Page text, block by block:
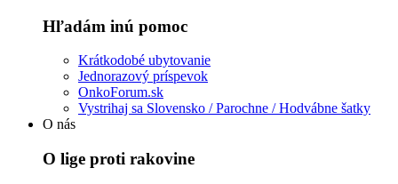
Hľadám inú pomoc
Krátkodobé ubytovanie
Jednorazový príspevok
OnkoForum.sk
Vystrihaj sa Slovensko / Parochne / Hodvábne šatky
O nás
O lige proti rakovine